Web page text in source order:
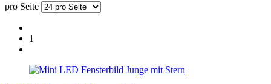
pro Seite
1